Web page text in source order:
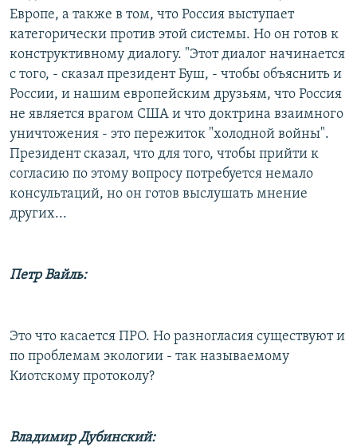
Европе, а также в том, что Россия выступает
категорически против этой системы. Но он готов к
конструктивному диалогу. "Этот диалог начинается
с того, - сказал президент Буш, - чтобы объяснить и
России, и нашим европейским друзьям, что Россия
не является врагом США и что доктрина взаимного
уничтожения - это пережиток "холодной войны".
Президент сказал, что для того, чтобы прийти к
согласию по этому вопросу потребуется немало
консультаций, но он готов выслушать мнение
других...
Петр Вайль:
Это что касается ПРО. Но разногласия существуют и
по проблемам экологии - так называемому
Киотскому протоколу?
Владимир Дубинский: